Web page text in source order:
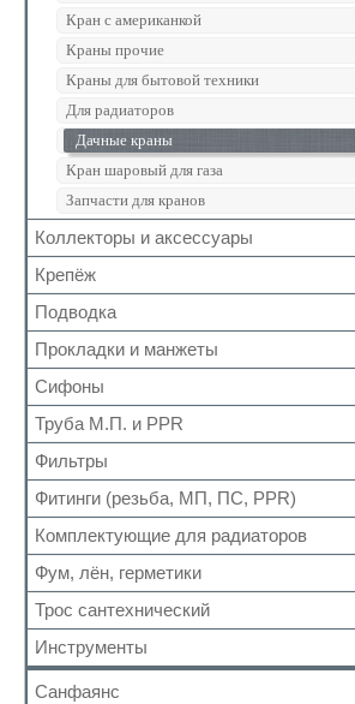
Манометр/Термометр
Обратный клапан
Поплавковый клапан
Регулятор давления
Кран Маевского
Группы безопасности
Кран с американкой
Краны прочие
Краны для бытовой техники
Для радиаторов
Дачные краны
Кран шаровый для газа
Запчасти для кранов
Коллекторы и аксессуары
Аксессуары для коллекторов
Коллекторные группы
Коллекторы
Крепёж
Для труб
Для радиатора
Прочий
Подводка
Газ
Газ сильфон
Вода
Вода сильфон
Вода гигант
к смесителю
к смесителю сильфон
Медь
Шланги для стиральных и посудомоечных
машин
Прокладки и манжеты
Прокладки
Для радиаторов
Сальники
Манжеты для канализационных труб
Наборы
Сифоны
Выпуск
Донный клапан
Колено
Сифон
Обвязка для ванн
Трапы
Трубка
Гофра для сифона
Труба М.П. и PPR
Металлопластиковая
Полипропиленовая
Фильтры
Для обратного клапана
Косой
Прямой
Самопромывной
Другие
Фитинги (резьба, МП, ПС, PPR)
Резьбовые
Для МП труб
Для PPR труб
Для полотенцесушителей
Комплектующие для радиаторов
Наборы
Комплектующие
Краны Маевского
Кронштейны
Фум, лён, герметики
ФУМ
Нить
Лён
Трос сантехнический
Инструменты
Санфаянс